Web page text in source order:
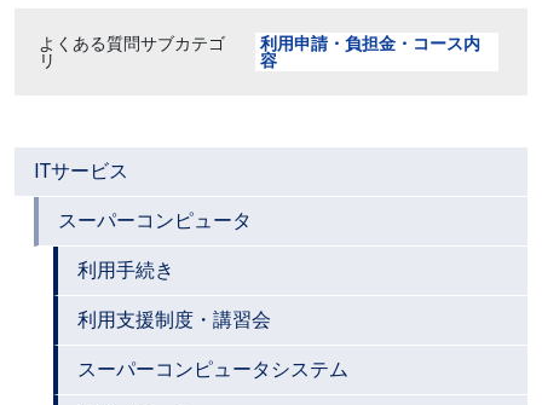
ITサービス
スーパーコンピュータ
利用手続き
利用支援制度・講習会
スーパーコンピュータシステム
よくある質問サブカテゴ
リ
利用申請・負担金・コース内
容